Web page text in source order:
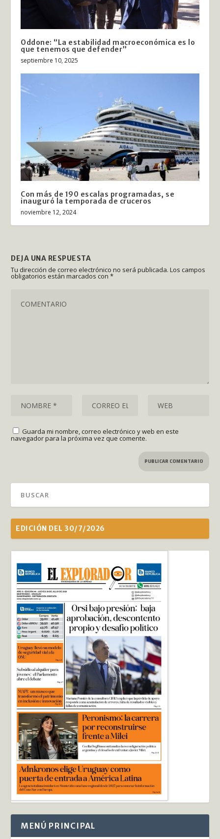
Oddone: “La estabilidad macroeconómica es lo
que tenemos que defender”
septiembre 10, 2025
Con más de 190 escalas programadas, se
inauguró la temporada de cruceros
noviembre 12, 2024
DEJA UNA RESPUESTA
Tu dirección de correo electrónico no será publicada. Los campos
obligatorios están marcados con*
Guarda mi nombre, correo electrónico y web en este
navegador para la próxima vez que comente.
EDICIÓN DEL 30/7/2026
MENÚ PRINCIPAL